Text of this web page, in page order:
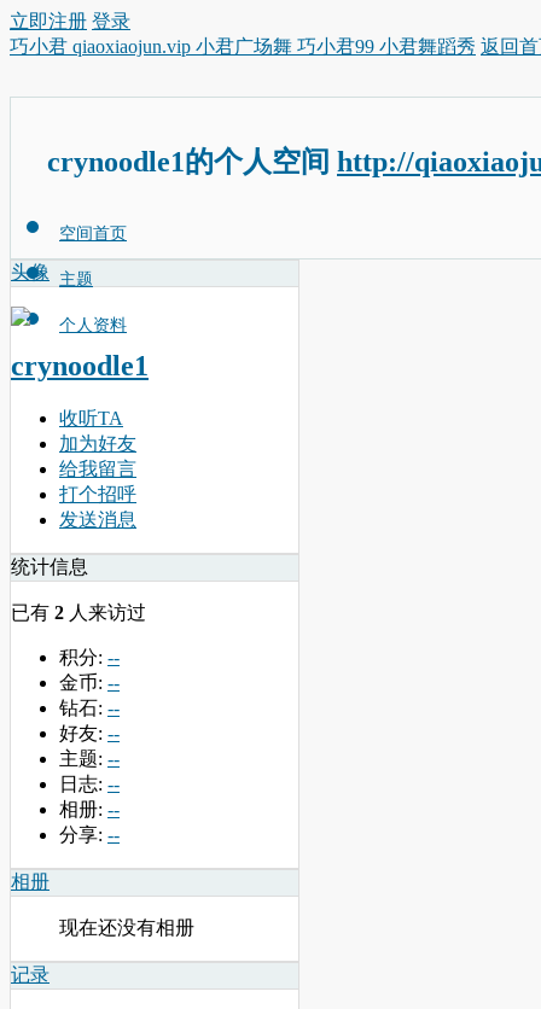
立即注册 登录
巧小君 qiaoxiaojun.vip 小君广场舞 巧小君99 小君舞蹈秀 返回
crynoodle1的个人空间 http://
空间首页
主题
个人资料
头像
crynoodle1
收听TA
加为好友
给我留言
打个招呼
发送消息
统计信息
已有 2 人来访过
积分: --
金币: --
钻石: --
好友: --
主题: --
日志: --
相册: --
分享: --
相册
现在还没有相册
记录